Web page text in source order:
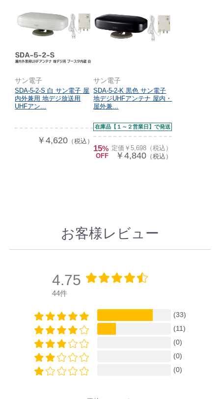
サン電子
SDA-5-2-S 白 サン電子 屋
内外兼用 地デジ放送用
UHFアン...
￥4,620 （税込）
サン電子
SDA-5-2-K 黒色 サン電子
地デジUHFアンテナ 屋内・
屋外兼...
在庫品【１～２営業日】で発送
15%
OFF
定価￥5,698（税込）
￥4,840 （税込）
お客様レビュー
4.75
44件
(33)
(11)
(0)
(0)
(0)